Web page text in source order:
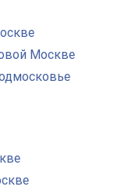
Москве